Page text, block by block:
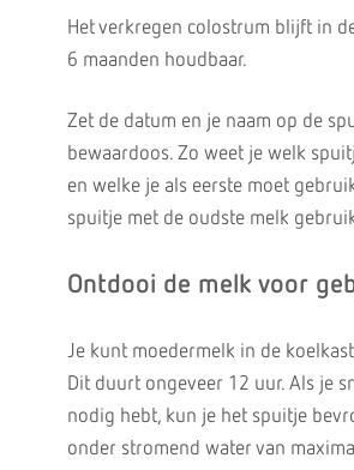
Het verkregen colostrum blijft in
6 maanden houdbaar.
Zet de datum en je naam op de
bewaardoos. Zo weet je welk
en welke je als eerste moet
spuitje met de oudste melk
Ontdooi de melk voor
Je kunt moedermelk in de
Dit duurt ongeveer 12 uur. Als je
nodig hebt, kun je het spuitje
onder stromend water van